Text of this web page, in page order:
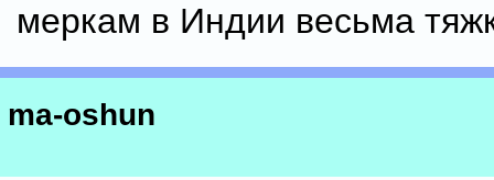
меркам в Индии весьма
ma-oshun